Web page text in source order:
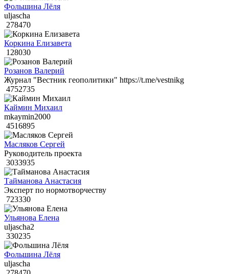
Фольшина Лёля
uljascha
278470
Коркина Елизавета
128030
Розанов Валерий
Журнал "Вестник геополитики" https://t.me/vestnikg
4752735
Каймин Михаил
mkaymin2000
4516895
Масляков Сергей
Руководитель проекта
3033935
Тайманова Анастасия
Эксперт по нормотворчеству
723330
Ульянова Елена
uljascha2
330235
Фольшина Лёля
uljascha